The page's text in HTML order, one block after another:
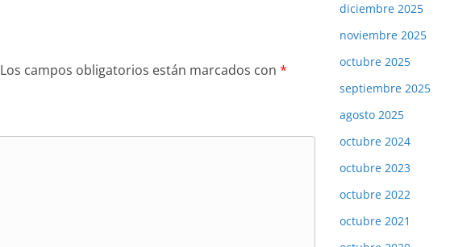
Los campos obligatorios están marcados con *
diciembre 2025
noviembre 2025
octubre 2025
septiembre 2025
agosto 2025
octubre 2024
octubre 2023
octubre 2022
octubre 2021